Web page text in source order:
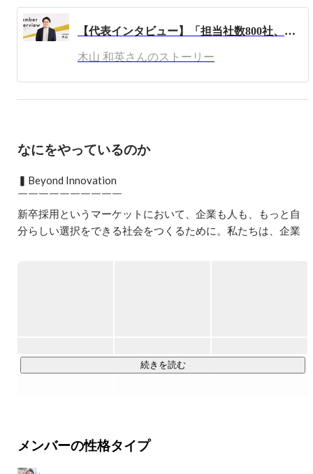
1年目は100社近くの新規クライアントを開拓し全社MVP
同社では新卒紹介事業の責任者、大阪支社立ち上げ、中途
採用統括等を担いながら、自身でもクライアントを担当。
援した人数は2000人を超える。
新卒から現在まで一貫して新卒支援に携わり、 新卒紹介
業界の中では担当クライアント数、入社支援数は国内トッ
【代表インタビュー】「担当社数800社、入社支援数3000人超え」日本トップクラスの支援実績を誇る代表木山が仕掛ける、人材業界の新たな仕組みと今後のビジョンについて
木山 和英さんのストーリー
なにをやっているのか
▍Beyond Innovation
￣￣￣￣￣￣￣￣￣￣
新卒採用というマーケットにおいて、企業も人も、もっと自
分らしい選択をできる社会をつくるために。私たちは、企業
これが、私たちのビジネスです。新卒採用の世界は、もっと
￣￣￣￣￣￣￣￣￣￣
①採用に、Innovationを。
続きを読む
メンバーの性格タイプ